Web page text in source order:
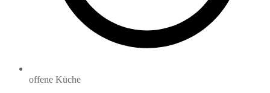
offene Küche